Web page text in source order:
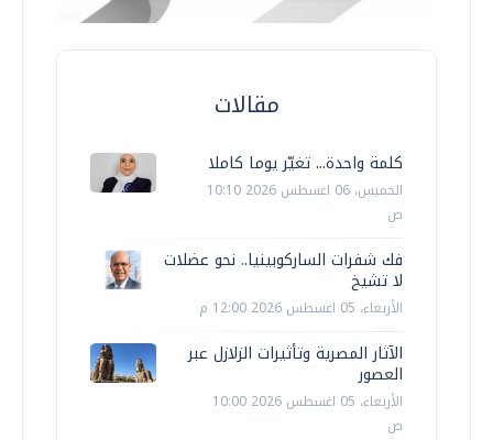
مقالات
كلمة واحدة... تغيّر يوما كاملا
الخميس، 06 اغسطس 2026 10:10
ص
فك شفرات الساركوبينيا.. نحو عضلات
لا تشيخ
الأربعاء، 05 اغسطس 2026 12:00 م
الآثار المصرية وتأثيرات الزلازل عبر
العصور
الأربعاء، 05 اغسطس 2026 10:00
ص